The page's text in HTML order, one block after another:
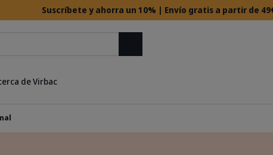
Suscríbete y ahorra un 10% | Envío gratis a partir de
de Virbac